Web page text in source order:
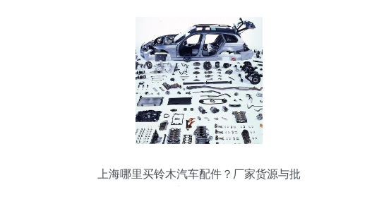
上海哪里买铃木汽车配件？厂家货源与批